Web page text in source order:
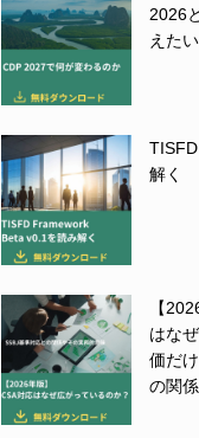
2026
えた
解く
【
はな
価だ
の関